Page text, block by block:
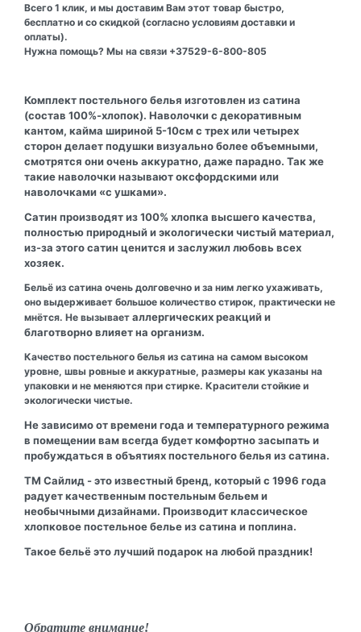
Всего 1 клик, и мы доставим Вам этот товар быстро,
бесплатно и со скидкой (согласно условиям доставки и
оплаты).
Нужна помощь? Мы на связи +37529-6-800-805
Комплект постельного белья изготовлен из сатина
(состав 100%-хлопок). Наволочки с декоративным
кантом, кайма шириной 5-10см с трех или четырех
сторон делает подушки визуально более объемными,
смотрятся они очень аккуратно, даже парадно. Так же
такие наволочки называют оксфордскими или
наволочками «с ушками».
Сатин производят из 100% хлопка высшего качества,
полностью природный и экологически чистый материал,
из-за этого сатин ценится и заслужил любовь всех
хозяек.
Бельё из сатина очень долговечно и за ним легко ухаживать,
оно выдерживает большое количество стирок, практически не
мнётся. Не вызывает аллергических реакций и
благотворно влияет на организм.
Качество постельного белья из сатина на самом высоком
уровне, швы ровные и аккуратные, размеры как указаны на
упаковки и не меняются при стирке. Красители стойкие и
экологически чистые.
Не зависимо от времени года и температурного режима
в помещении вам всегда будет комфортно засыпать и
пробуждаться в объятиях постельного белья из сатина.
ТМ Сайлид - это известный бренд, который с 1996 года
радует качественным постельным бельем и
необычными дизайнами. Производит классическое
хлопковое постельное белье из сатина и поплина.
Такое бельё это лучший подарок на любой праздник!
Обратите внимание!